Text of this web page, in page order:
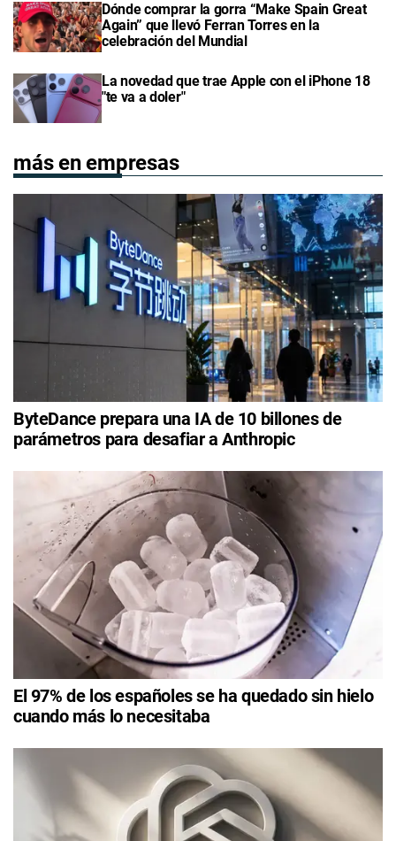
Dónde comprar la gorra “Make Spain Great
Again” que llevó Ferran Torres en la
celebración del Mundial
La novedad que trae Apple con el iPhone 18
"te va a doler"
más en empresas
ByteDance prepara una IA de 10 billones de
parámetros para desafiar a Anthropic
El 97% de los españoles se ha quedado sin hielo
cuando más lo necesitaba